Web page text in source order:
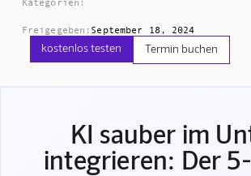
Kategorien:
Freigegeben: September 18, 2024
kostenlos testen Termin buchen
KI sauber im
integrieren: Der